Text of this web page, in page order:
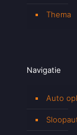
Thema
Navigatie
Auto